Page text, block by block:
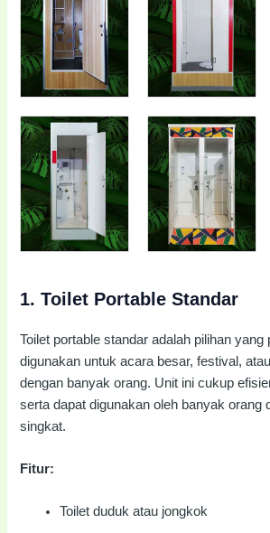
1.Toilet Portable Standar
Toilet portable standar adalah pilihan yang
digunakan untuk acara besar, festival,
dengan banyak orang. Unit ini cukup
serta dapat digunakan oleh banyak orang
singkat.
Fitur:
Toilet duduk atau jongkok